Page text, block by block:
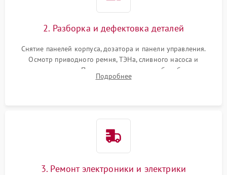
2. Разборка и дефектовка деталей
Снятие панелей корпуса, дозатора и панели управления.
Осмотр приводного ремня, ТЭНа, сливного насоса и
амортизаторов. Проверка подшипников барабана и
крестовины на износ, а манжеты люка на разрывы.
Подробнее
3. Ремонт электроники и электрики